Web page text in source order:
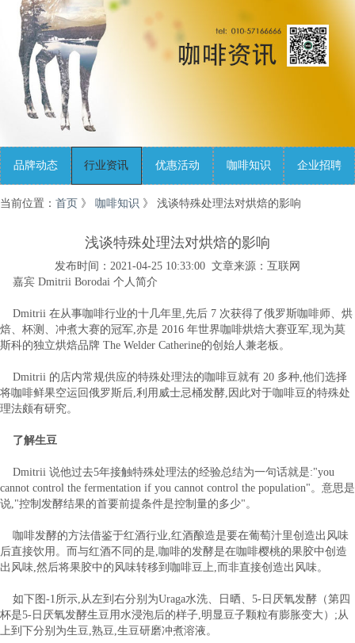
品牌动态 行业资讯 优惠活动 咖啡知识 企业招聘
当前位置： 首页 》 咖啡知识 》 浅谈特殊处理法对烘焙的影响
浅谈特殊处理法对烘焙的影响
发布时间：2021-04-25 10:33:00 文章来源：互联网
嘉宾 Dmitrii Borodai 个人简介
Dmitrii 在从事咖啡行业的十几年里,先后 7 次获得了俄罗斯咖啡师、烘
焙、杯测、冲煮大赛的冠军,亦是 2016 年世界咖啡烘焙大赛亚军,现为莫
斯科的独立烘焙品牌 The Welder Catherine的创始人兼老板。
Dmitrii 的店内常规供应的特殊处理法的咖啡豆就有 20 多种,他们选择
将咖啡鲜果空运回俄罗斯后,利用威士忌桶发酵,因此对于咖啡豆的特殊处
理法颇有研究。
了解生豆
Dmitrii 说他过去5年接触特殊处理法的经验总结为一句话就是:"you
cannot control the fermentation if you cannot control the population"。意思是
说,"控制发酵结果的首要前提条件是控制量的多少"。
咖啡发酵的方法借鉴于红酒行业,红酒酿造是要在葡萄汁里创造出风味
后直接饮用。而与红酒不同的是,咖啡的发酵是在咖啡樱桃的果胶中创造
出风味,然后将果胶中的风味转移到咖啡豆上,而非直接创造出风味。
如下图-1所示,从左到右分别为Uraga水洗、日晒、5-日厌氧发酵（第四
杯是5-日厌氧发酵生豆用水浸泡后的样子,明显豆子颗粒有膨胀变大）;从
上到下分别为生豆,熟豆,生豆研磨冲煮溶液。